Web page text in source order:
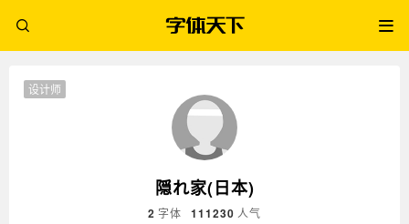
隠れ家(日本)
2 字体 111230 人气
设计师